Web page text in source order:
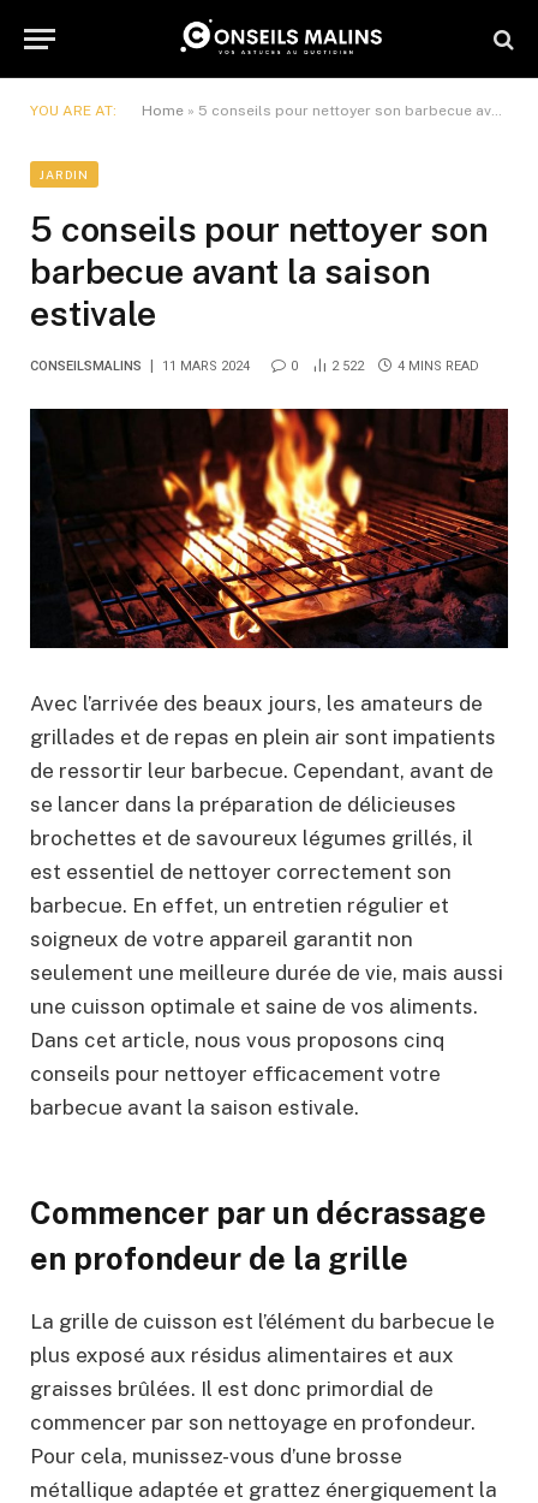
YOU ARE AT: Home » 5 conseils pour nettoyer son barbecue avant la saison estivale
JARDIN
5 conseils pour nettoyer son
barbecue avant la saison
estivale
CONSEILSMALINS 11 MARS 2024 0 2 522 4 MINS READ
Avec l’arrivée des beaux jours, les amateurs de
grillades et de repas en plein air sont impatients
de ressortir leur barbecue. Cependant, avant de
se lancer dans la préparation de délicieuses
brochettes et de savoureux légumes grillés, il
est essentiel de nettoyer correctement son
barbecue. En effet, un entretien régulier et
soigneux de votre appareil garantit non
seulement une meilleure durée de vie, mais aussi
une cuisson optimale et saine de vos aliments.
Dans cet article, nous vous proposons cinq
conseils pour nettoyer efficacement votre
barbecue avant la saison estivale.
Commencer par un décrassage
en profondeur de la grille
La grille de cuisson est l’élément du barbecue le
plus exposé aux résidus alimentaires et aux
graisses brûlées. Il est donc primordial de
commencer par son nettoyage en profondeur.
Pour cela, munissez-vous d’une brosse
métallique adaptée et grattez énergiquement la